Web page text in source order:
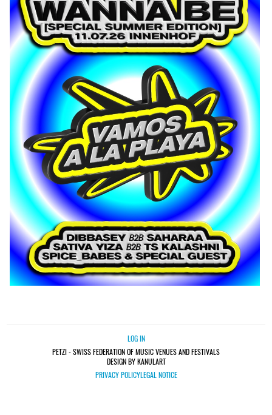
LOG IN
PETZI - SWISS FEDERATION OF MUSIC VENUES AND FESTIVALS
DESIGN BY KANULART
PRIVACY POLICYLEGAL NOTICE